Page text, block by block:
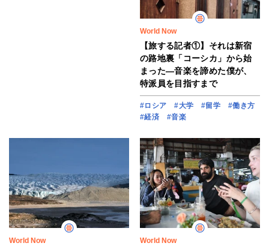
World Now
【旅する記者①】それは新宿
の路地裏「コーシカ」から始
まった―音楽を諦めた僕が、
特派員を目指すまで
#ロシア #大学 #留学
#働き方
#経済
#音楽
World Now World Now